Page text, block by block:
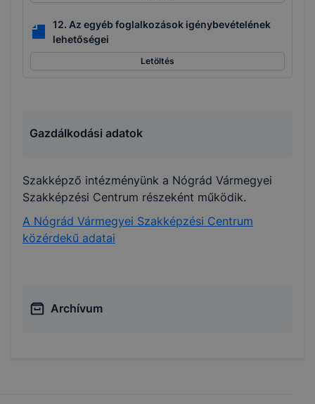
12. Az egyéb foglalkozások igénybevételének
lehetőségei
Letöltés
Gazdálkodási adatok
Szakképző intézményünk a Nógrád Vármegyei
Szakképzési Centrum részeként működik.
A Nógrád Vármegyei Szakképzési Centrum
közérdekű adatai
Archívum